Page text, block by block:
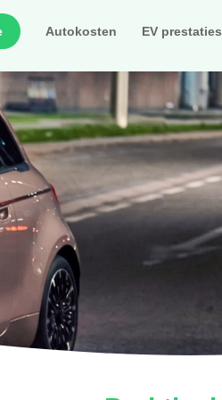
Autokosten EV prestaties